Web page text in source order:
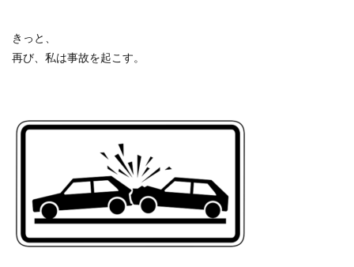
きっと、
再び、私は事故を起こす。